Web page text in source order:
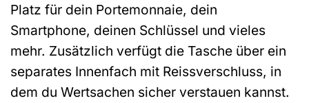
Platz für dein Portemonnaie, dein
Smartphone, deinen Schlüssel und vieles
mehr. Zusätzlich verfügt die Tasche über ein
separates Innenfach mit Reissverschluss, in
dem du Wertsachen sicher verstauen kannst.